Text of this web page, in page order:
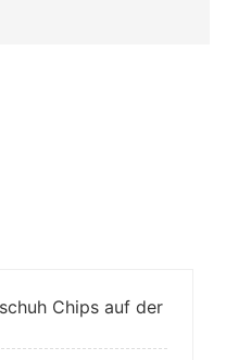
Chips auf der